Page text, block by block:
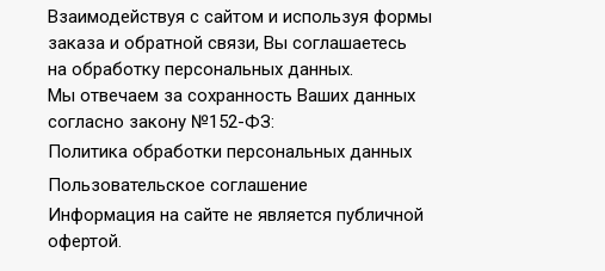
Взаимодействуя с сайтом и используя формы
заказа и обратной связи, Вы соглашаетесь
на обработку персональных данных.
Мы отвечаем за сохранность Ваших данных
согласно закону №152-ФЗ:
Политика обработки персональных данных
Пользовательское соглашение
Информация на сайте не является публичной
офертой.